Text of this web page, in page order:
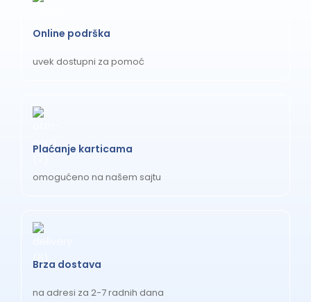
Online podrška
uvek dostupni za pomoć
Plaćanje karticama
omogućeno na našem sajtu
Brza dostava
na adresi za 2-7 radnih dana